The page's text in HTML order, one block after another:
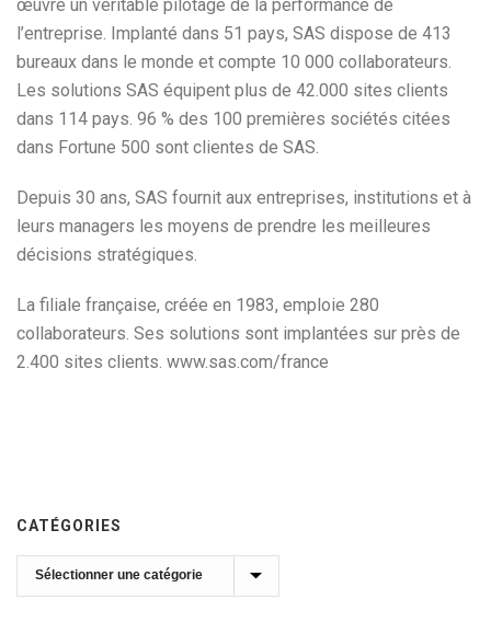
œuvre un véritable pilotage de la performance de
l’entreprise. Implanté dans 51 pays, SAS dispose de 413
bureaux dans le monde et compte 10 000 collaborateurs.
Les solutions SAS équipent plus de 42.000 sites clients
dans 114 pays. 96 % des 100 premières sociétés citées
dans Fortune 500 sont clientes de SAS.
Depuis 30 ans, SAS fournit aux entreprises, institutions et à
leurs managers les moyens de prendre les meilleures
décisions stratégiques.
La filiale française, créée en 1983, emploie 280
collaborateurs. Ses solutions sont implantées sur près de
2.400 sites clients. www.sas.com/france
CATÉGORIES
Catégories